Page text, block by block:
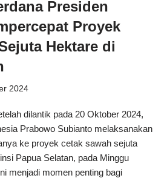
Presiden
Proyek
Hektare di
2024
dilantik pada 20 Oktober 2024,
Prabowo Subianto melaksanakan
ke proyek cetak sawah sejuta
Papua Selatan, pada Minggu
menjadi momen penting bagi